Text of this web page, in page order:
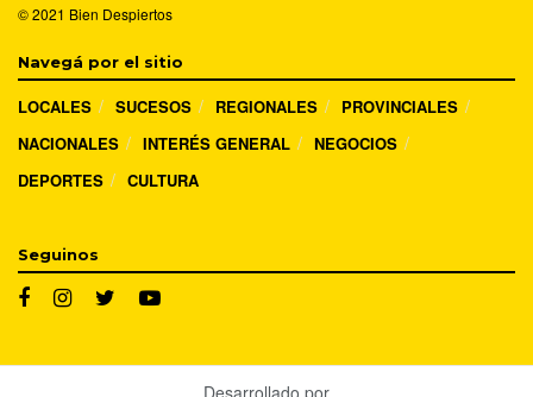
© 2021 Bien Despiertos
Navegá por el sitio
LOCALES SUCESOS REGIONALES
PROVINCIALES
NACIONALES
INTERÉS GENERAL
NEGOCIOS
DEPORTES
CULTURA
Seguinos